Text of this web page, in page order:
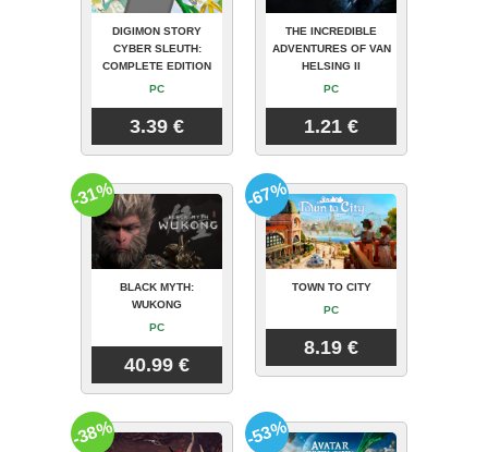
DIGIMON STORY
CYBER SLEUTH:
COMPLETE EDITION
PC
3.39 €
THE INCREDIBLE
ADVENTURES OF VAN
HELSING II
PC
1.21 €
BLACK MYTH:
WUKONG
PC
40.99 €
-31%
TOWN TO CITY
PC
8.19 €
-67%
-38% -53%